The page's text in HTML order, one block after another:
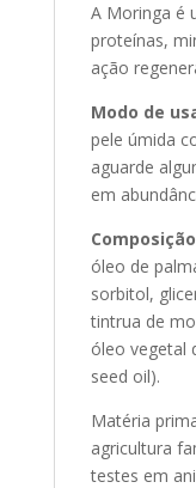
A Moringa é
proteínas,
ação
Modo de
pele úmida
aguarde
em
óleo de
sorbitol,
tintrua de
óleo vegetal
seed oil).
Matéria
agricultura
testes em